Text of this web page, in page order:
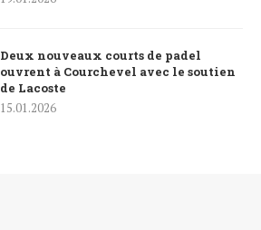
Deux nouveaux courts de padel
ouvrent à Courchevel avec le soutien
de Lacoste
15.01.2026